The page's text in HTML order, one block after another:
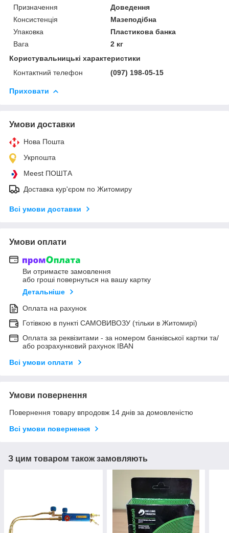
Призначення
Доведення
Консистенція
Мазеподібна
Упаковка
Пластикова банка
Вага
2 кг
Користувальницькі характеристики
Контактний телефон
(097) 198-05-15
Приховати
Умови доставки
Нова Пошта
Укрпошта
Meest ПОШТА
Доставка кур'єром по Житомиру
Всі умови доставки
Умови оплати
Ви отримаєте замовлення
або гроші повернуться на вашу картку
Детальніше
Оплата на рахунок
Готівкою в пункті САМОВИВОЗУ (тільки в Житомирі)
Оплата за реквізитами - за номером банківської картки та/
або розрахунковий рахунок IBAN
Всі умови оплати
Умови повернення
Повернення товару впродовж 14 днів за домовленістю
Всі умови повернення
З цим товаром також замовляють